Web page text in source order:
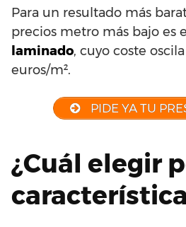
Para un resultado más
precios metro más bajo es
laminado, cuyo coste
euros/m².
PIDE YA TU
¿Cuál elegir